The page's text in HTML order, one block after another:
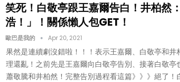
笑死！白敬亭跟王嘉爾告白！井柏然
浩！」！關係懶人包GET！
歐巴是我的 Apr 20, 2021
果然是連續劇沒錯啦！！！表示王嘉爾、白敬亭和
理還亂！之前先是王嘉爾向白敬亭告別、接著白敬亭
蕭敬騰和井柏然！完整告別過程看這篇》》》絕了